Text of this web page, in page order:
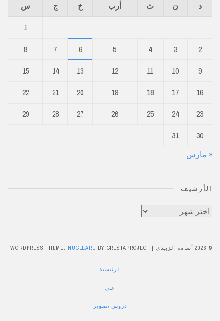
د ن ث أرب خ ج
س
1
2
3
4
5
6
7
8
9
10
11
12
13
14
15
16
17
18
19
20
21
22
23
24
25
26
27
28
29
30
31
« مارس
الأرشيف
الأرشيف
© 2026 أسامة الزبيدي |
WORDPRESS THEME: NUCLEARE BY CRESTAPROJECT.
الرئيسية
عني
دروس تصوير